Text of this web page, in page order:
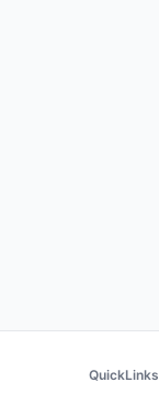
QuickLinks